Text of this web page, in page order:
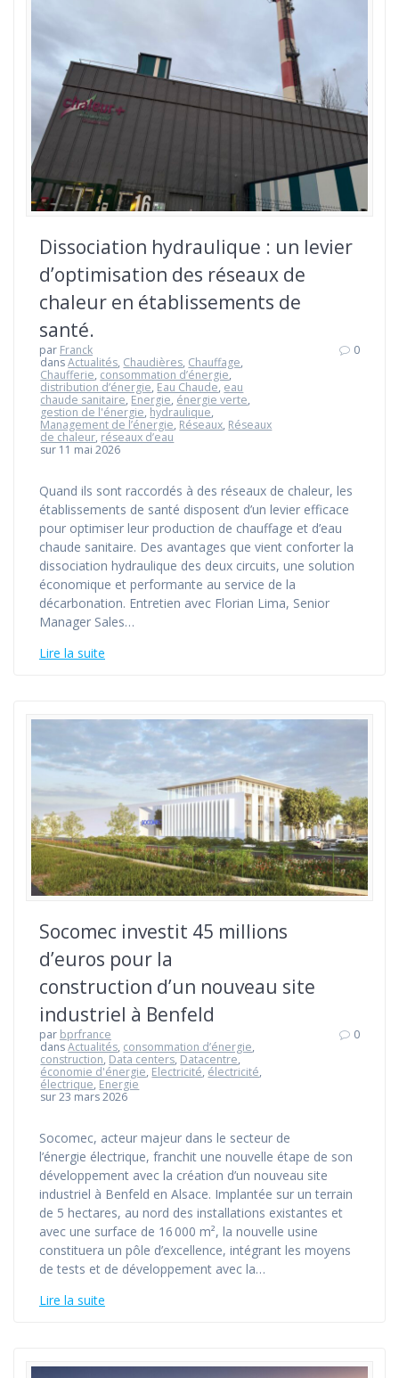
Dissociation hydraulique : un levier
d’optimisation des réseaux de
chaleur en établissements de
santé.
par Franck
dansActualités, Chaudières, Chauffage,
Chaufferie, consommation d’énergie,
distribution d’énergie, Eau Chaude, eau
chaude sanitaire, Energie, énergie verte,
gestion de l'énergie, hydraulique,
Management de l’énergie, Réseaux, Réseaux
de chaleur, réseaux d’eau
sur 11 mai 2026
0
Quand ils sont raccordés à des réseaux de chaleur, les
établissements de santé disposent d’un levier efficace
pour optimiser leur production de chauffage et d’eau
chaude sanitaire. Des avantages que vient conforter la
dissociation hydraulique des deux circuits, une solution
économique et performante au service de la
décarbonation. Entretien avec Florian Lima, Senior
Manager Sales…
Lire la suite
Socomec investit 45 millions
d’euros pour la
construction d’un nouveau site
industriel à Benfeld
par bprfrance
dansActualités, consommation d’énergie,
construction, Data centers, Datacentre,
économie d'énergie, Electricité, électricité,
électrique, Energie
sur 23 mars 2026
0
Socomec, acteur majeur dans le secteur de
l’énergie électrique, franchit une nouvelle étape de son
développement avec la création d’un nouveau site
industriel à Benfeld en Alsace. Implantée sur un terrain
de 5 hectares, au nord des installations existantes et
avec une surface de 16 000 m², la nouvelle usine
constituera un pôle d’excellence, intégrant les moyens
de tests et de développement avec la…
Lire la suite